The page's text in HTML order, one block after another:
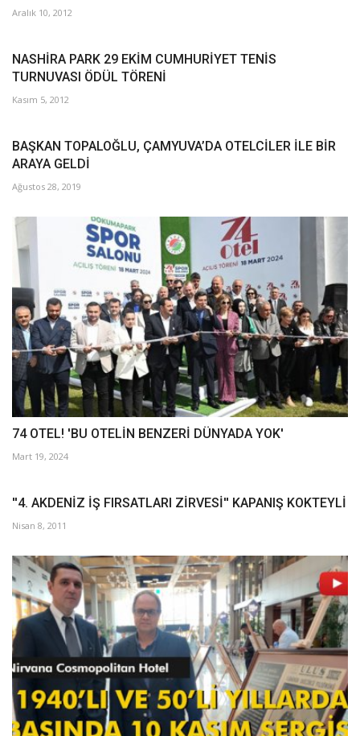
Aralık 10, 2012
NASHİRA PARK 29 EKİM CUMHURİYET TENİS
TURNUVASI ÖDÜL TÖRENİ
Kasım 5, 2012
BAŞKAN TOPALOĞLU, ÇAMYUVA’DA OTELCİLER İLE BİR
ARAYA GELDİ
Ağustos 28, 2019
74 OTEL! 'BU OTELİN BENZERİ DÜNYADA YOK'
Mart 19, 2024
''4. AKDENİZ İŞ FIRSATLARI ZİRVESİ'' KAPANIŞ KOKTEYLİ
Nisan 8, 2011